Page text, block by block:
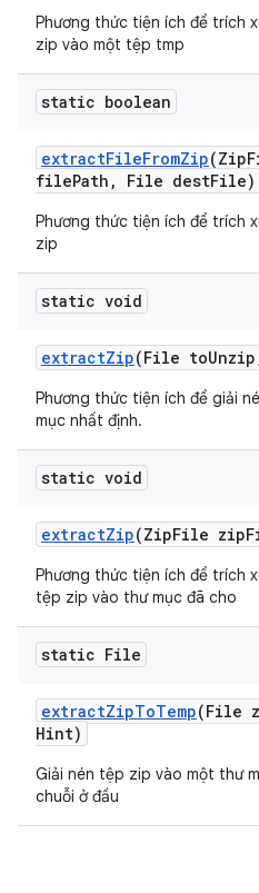
Phương thức tiện ích để trích
zip vào một tệp tmp
static boolean
extractFileFromZip(Zip
filePath , File destFile)
Phương thức tiện ích để trích
zip
static void
extractZip(File toUnzip
Phương thức tiện ích để giải
mục nhất định.
static void
extractZip(ZipFile zip
Phương thức tiện ích để trích
tệp zip vào thư mục đã cho
static File
extractZipToTemp(File
Hint)
Giải nén tệp zip vào một thư
chuỗi ở đầu